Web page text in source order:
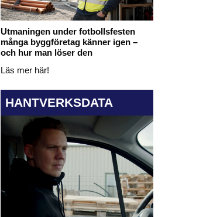
Utmaningen under fotbollsfesten
många byggföretag känner igen –
och hur man löser den
Läs mer här!
HANTVERKSDATA